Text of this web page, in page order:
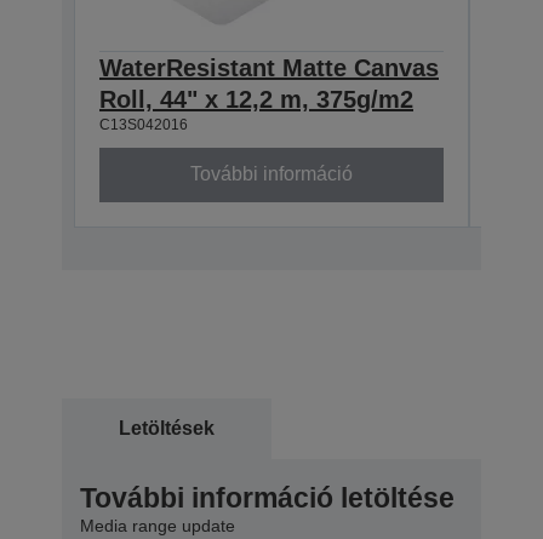
WaterResistant Matte Canvas
Roll, 44" x 12,2 m, 375g/m2
C13S042016
További információ
Letöltések
További információ letöltése
Media range update